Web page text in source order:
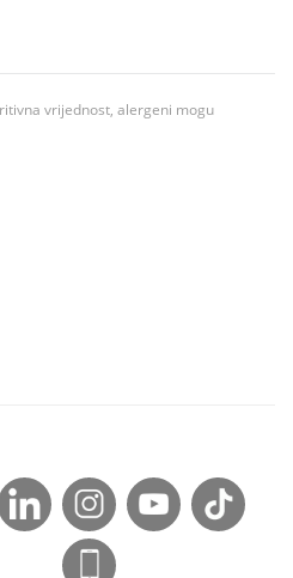
vrijednost, alergeni mogu